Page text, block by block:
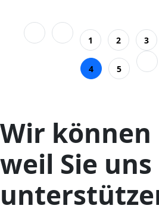
1 2 3
4 5
Wir können
weil Sie uns